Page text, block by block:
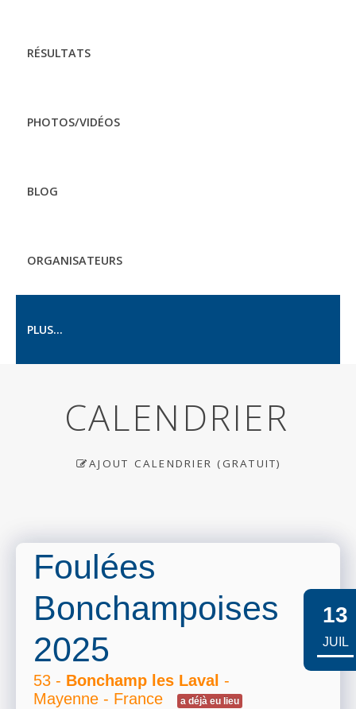
RÉSULTATS
PHOTOS/VIDÉOS
BLOG
ORGANISATEURS
PLUS...
CALENDRIER
AJOUT CALENDRIER (GRATUIT)
Foulées
Bonchampoises
2025
53 - Bonchamp les Laval -
Mayenne - France
a déjà eu lieu
13
JUIL